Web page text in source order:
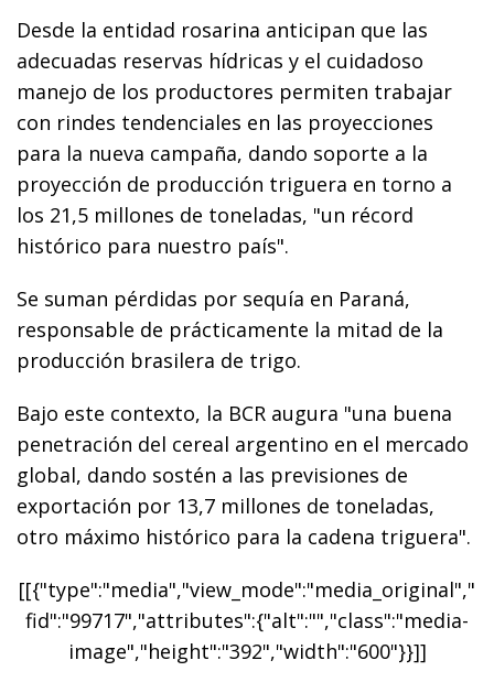
Desde la entidad rosarina anticipan que las
adecuadas reservas hídricas y el cuidadoso
manejo de los productores permiten trabajar
con rindes tendenciales en las proyecciones
para la nueva campaña, dando soporte a la
proyección de producción triguera en torno a
los 21,5 millones de toneladas, "un récord
histórico para nuestro país".
Se suman pérdidas por sequía en Paraná,
responsable de prácticamente la mitad de la
producción brasilera de trigo.
Bajo este contexto, la BCR augura "una buena
penetración del cereal argentino en el mercado
global, dando sostén a las previsiones de
exportación por 13,7 millones de toneladas,
otro máximo histórico para la cadena triguera".
[[{"type":"media","view_mode":"media_original","
fid":"99717","attributes":{"alt":"","class":"media-
image","height":"392","width":"600"}}]]